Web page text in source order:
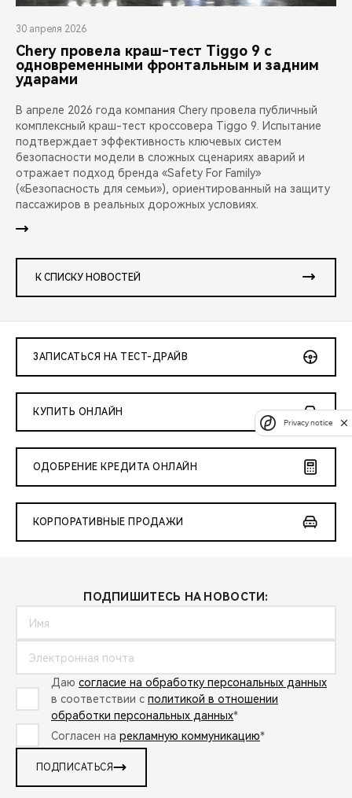
30 апреля 2026
Chery провела краш-тест Tiggo 9 с
одновременными фронтальным и задним
ударами
В апреле 2026 года компания Chery провела публичный
комплексный краш-тест кроссовера Tiggo 9. Испытание
подтверждает эффективность ключевых систем
безопасности модели в сложных сценариях аварий и
отражает подход бренда «Safety For Family»
(«Безопасность для семьи»), ориентированный на защиту
пассажиров в реальных дорожных условиях.
К СПИСКУ НОВОСТЕЙ
ЗАПИСАТЬСЯ НА ТЕСТ-ДРАЙВ
КУПИТЬ ОНЛАЙН
ОДОБРЕНИЕ КРЕДИТА ОНЛАЙН
КОРПОРАТИВНЫЕ ПРОДАЖИ
ПОДПИШИТЕСЬ НА НОВОСТИ:
Даю согласие на обработку персональных данных
в соответствии с политикой в отношении
обработки персональных данных*
Согласен на рекламную коммуникацию*
ПОДПИСАТЬСЯ
Privacy notice